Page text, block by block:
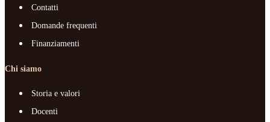
Contatti
Domande frequenti
Finanziamenti
Chi siamo
Storia e valori
Docenti